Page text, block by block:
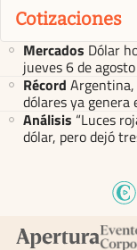
Cotizaciones
Mercados Dólar
jueves 6 de
Récord
dólares ya genera
Análisis “Luces
dólar, pero dejó